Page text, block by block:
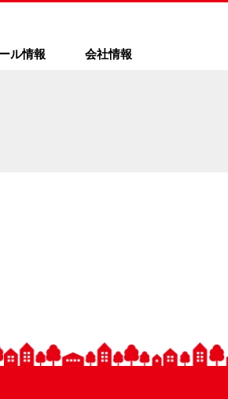
ル情報 会社情報